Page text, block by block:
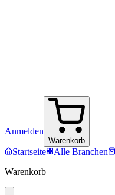
Anmelden
Warenkorb
Startseite Alle Branchen
Warenkorb